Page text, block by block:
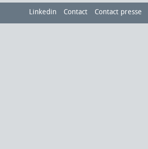
Linkedin Contact Contact presse